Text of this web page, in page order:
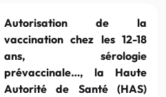
Autorisation de la
vaccination chez les 12-18
ans, sérologie
prévaccinale…, la Haute
Autorité de Santé (HAS)